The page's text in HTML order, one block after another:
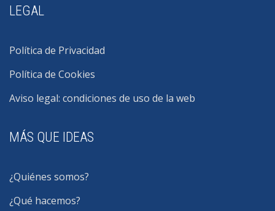
LEGAL
Política de Privacidad
Política de Cookies
Aviso legal: condiciones de uso de la web
MÁS QUE IDEAS
¿Quiénes somos?
¿Qué hacemos?